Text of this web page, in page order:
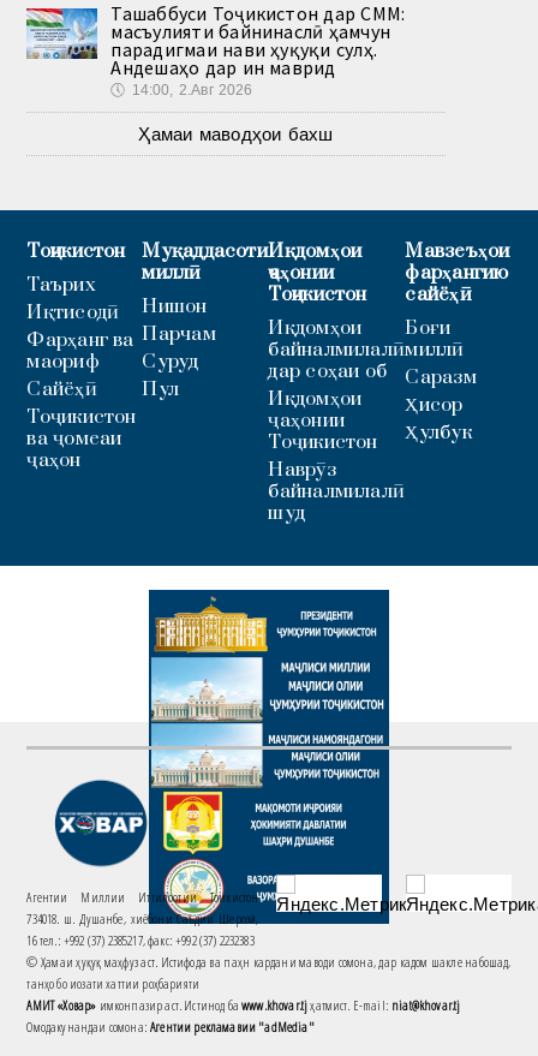
Ташаббуси Тоҷикистон дар СММ:
масъулияти байнинаслӣ ҳамчун
парадигмаи нави ҳуқуқи сулҳ.
Андешаҳо дар ин маврид
🕔 14:00, 2.Авг 2026
Ҳамаи маводҳои бахш
Тоҷикистон
Таърих
Иқтисодӣ
Фарҳанг ва
маориф
Сайёҳӣ
Тоҷикистон
ва ҷомеаи
ҷаҳон
Муқаддасоти
миллӣ
Нишон
Парчам
Суруд
Пул
Иқдомҳои
ҷаҳонии
Тоҷикистон
Иқдомҳои
байналмилалӣ
дар соҳаи об
Иқдомҳои
ҷаҳонии
Тоҷикистон
Наврӯз
байналмилалӣ
шуд
Мавзеъҳои
фарҳангию
сайёҳӣ
Боғи
миллӣ
Саразм
Ҳисор
Ҳулбук
Агентии Миллии Иттилоотии Тоҷикистон
734018. ш. Душанбе, хиёбони Саъдии Шерозӣ,
16 тел.: +992 (37) 2385217, факс: +992 (37) 2232383
© Ҳамаи ҳуқуқ маҳфуз аст. Истифода ва паҳн кардани маводи сомона, дар кадом шакле набошад,
танҳо бо иҷозати хаттии роҳбарияти
АМИТ «Ховар» имконпазир аст. Истинод баwww.khovar.tjҳатмист. E-mail: niat@khovar.tj
Омодакунандаи сомона:Агентии рекламавии "adMedia"